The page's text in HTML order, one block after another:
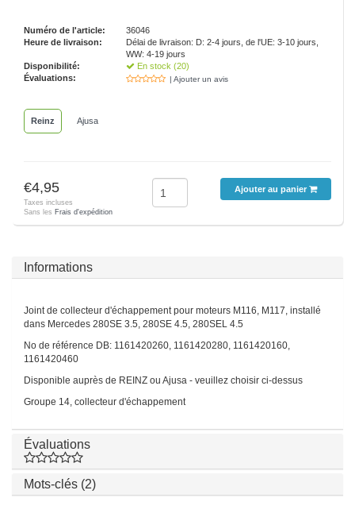
Numéro de l'article:
36046
Heure de livraison:
Délai de livraison: D: 2-4 jours, de l'UE: 3-10 jours,
WW: 4-19 jours
Disponibilité:
En stock (20)
Évaluations:
| Ajouter un avis
Reinz Ajusa
€4,95
Taxes incluses
Sans les Frais d'expédition
Ajouter au panier
Informations
Joint de collecteur d'échappement pour moteurs M116, M117, installé
dans Mercedes 280SE 3.5, 280SE 4.5, 280SEL 4.5
No de référence DB: 1161420260, 1161420280, 1161420160,
1161420460
Disponible auprès de REINZ ou Ajusa - veuillez choisir ci-dessus
Groupe 14, collecteur d'échappement
Évaluations
Mots-clés (2)